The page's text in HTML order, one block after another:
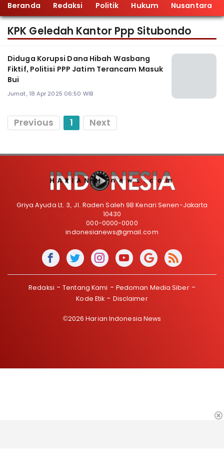
Beranda Redaksi Politik Hukum Nusantara
KPK Geledah Kantor Ppp Situbondo
Diduga Korupsi Dana Hibah Wasbang
Fiktif, Politisi PPP Jatim Terancam Masuk
Bui
Jumat, 18 Apr 2025 06:50 WIB
Previous 1 Next
Griya Ayuda Lt. 3, Jl. Raden Saleh 9B Kenari Senen-Jakarta
10430
000-0000-0000
indonesianews@gmail.com
Redaksi Tentang Kami
Pedoman Media Siber
Kode Etik
Disclaimer
©2026 Harian Indonesia News